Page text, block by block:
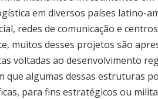
em diversos países latino-
redes de comunicação e
muitos desses projetos são
voltadas ao desenvolvimento
que algumas dessas estruturas
para fins estratégicos ou